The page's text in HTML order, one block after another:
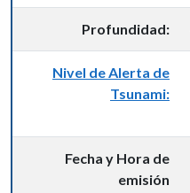
Profundidad:
Nivel de Alerta de
Tsunami:
Fecha y Hora de
emisión